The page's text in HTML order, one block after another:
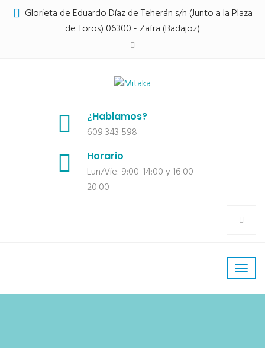
Glorieta de Eduardo Díaz de Teherán s/n (Junto a la Plaza
de Toros) 06300 - Zafra (Badajoz)
¿Hablamos?
609 343 598
Horario
Lun/Vie: 9:00-14:00 y 16:00-
20:00